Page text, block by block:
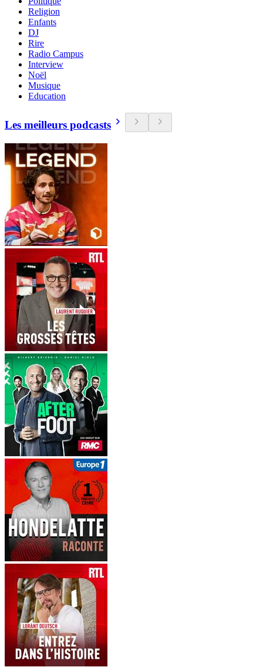
Religion
Enfants
DJ
Rire
Radio Campus
Interview
Noël
Musique
Education
Les meilleurs podcasts